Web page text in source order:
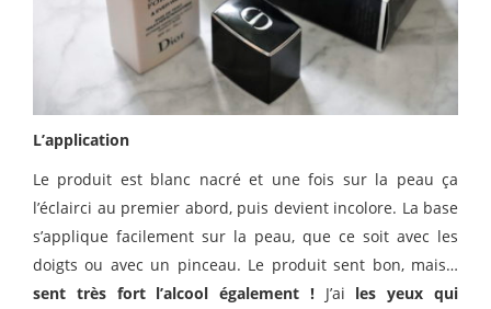
L’application
Le produit est blanc nacré et une fois sur la peau ça
l’éclairci au premier abord, puis devient incolore. La base
s’applique facilement sur la peau, que ce soit avec les
doigts ou avec un pinceau. Le produit sent bon, mais…
sent très fort l’alcool également ! J’ai les yeux qui